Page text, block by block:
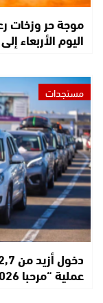
موجة حر وزخات
اليوم الأربعاء
مستجدات
عملية “مرحبا 2026”